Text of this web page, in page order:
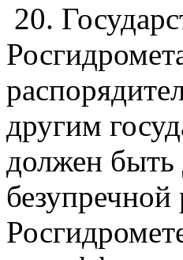
20.
другим
должен быть